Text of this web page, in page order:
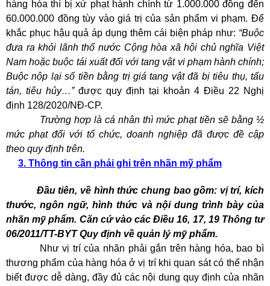
hàng hóa thì bị xử phạt hành chính từ 1.000.000 đồng đến
60.000.000 đồng tùy vào giá trị của sản phẩm vi phạm. Để
khắc phục hậu quả áp dụng thêm cái biện pháp như: “Buộc
đưa ra khỏi lãnh thổ nước Cộng hòa xã hội chủ nghĩa Việt
Nam hoặc buộc tái xuất đối với tang vật vi phạm hành chính;
Buộc nộp lại số tiền bằng trị giá tang vật đã bị tiêu thụ, tẩu
tán, tiêu hủy…”được quy định tại khoản 4 Điều 22 Nghị
định 128/2020/NĐ-CP.
Trường hợp là cá nhân thì mức phạt tiền sẽ bằng ½
mức phạt đối với tổ chức, doanh nghiệp đã được đề cập
theo quy định trên.
3. Thông tin cần phải ghi trên nhãn mỹ phẩm
Đầu tiên, về hình thức chung bao gồm: vị trí, kích
thước, ngôn ngữ, hình thức và nội dung trình bày của
nhãn mỹ phẩm. Căn cứ vào các Điều 16, 17, 19 Thông tư
06/2011/TT-BYT Quy định về quản lý mỹ phẩm.
Như vị trí của nhãn phải gắn trên hàng hóa, bao bì
thương phẩm của hàng hóa ở vị trí khi quan sát có thể nhận
biết được dễ dàng, đầy đủ các nội dung quy định của nhãn